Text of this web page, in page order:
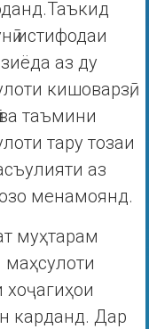
истифодаи
аз ду
кишоварзӣ,
таъмини
тару тозаи
аз
менамоянд.
муҳтарам
хоҷагиҳои
карданд. Дар